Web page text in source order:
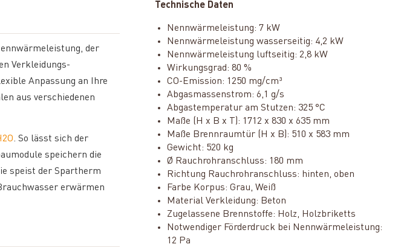
der
Verkleidungs-
Anpassung an Ihre
aus verschiedenen
. So lässt sich der
speichern die
speist der Spartherm
erwärmen
Technische Daten
Nennwärmeleistung: 7 kW
Nennwärmeleistung wasserseitig: 4,2 kW
Nennwärmeleistung luftseitig: 2,8 kW
Wirkungsgrad: 80 %
CO-Emission: 1250 mg/cm³
Abgasmassenstrom: 6,1 g/s
Abgastemperatur am Stutzen: 325 °C
Maße (H x B x T): 1712 x 830 x 635 mm
Maße Brennraumtür (H x B): 510 x 583 mm
Gewicht: 520 kg
Ø Rauchrohranschluss: 180 mm
Richtung Rauchrohranschluss: hinten, oben
Farbe Korpus: Grau, Weiß
Material Verkleidung: Beton
Zugelassene Brennstoffe: Holz, Holzbriketts
Notwendiger Förderdruck bei Nennwärmeleistung:
12 Pa